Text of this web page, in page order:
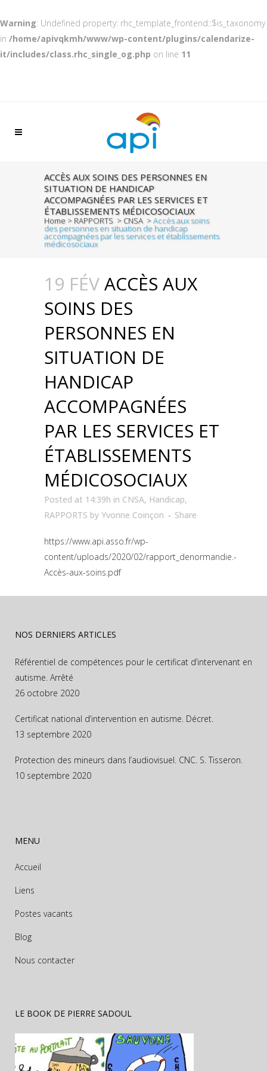
Warning: Undefined property: rhc_template_frontend::$is_taxonomy
in /home/apivqkmh/www/wp-content/plugins/calendarize-
it/includes/class.rhc_single_og.php on line 11
ACCÈS AUX SOINS DES PERSONNES EN
SITUATION DE HANDICAP
ACCOMPAGNÉES PAR LES SERVICES ET
ÉTABLISSEMENTS MÉDICOSOCIAUX
Home > RAPPORTS > CNSA >Accès aux soins
des personnes en situation de handicap
accompagnées par les services et établissements
médicosociaux
19 FÉVACCÈS AUX
SOINS DES
PERSONNES EN
SITUATION DE
HANDICAP
ACCOMPAGNÉES
PAR LES SERVICES ET
ÉTABLISSEMENTS
MÉDICOSOCIAUX
Posted at 14:39h in CNSA, Handicap,
RAPPORTS by Yvonne Coinçon Share
https://www.api.asso.fr/wp-
content/uploads/2020/02/rapport_denormandie.-
Accès-aux-soins.pdf
NOS DERNIERS ARTICLES
Référentiel de compétences pour le certificat d’intervenant en
autisme. Arrêté
26 octobre 2020
Certificat national d’intervention en autisme. Décret.
13 septembre 2020
Protection des mineurs dans l’audiovisuel. CNC. S. Tisseron.
10 septembre 2020
MENU
Accueil
Liens
Postes vacants
Blog
Nous contacter
LE BOOK DE PIERRE SADOUL